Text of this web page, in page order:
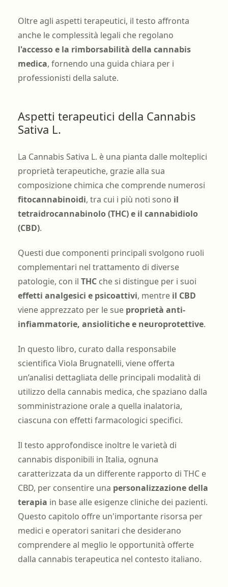
Oltre agli aspetti terapeutici, il testo affronta
anche le complessità legali che regolano
l'accesso e la rimborsabilità della cannabis
medica, fornendo una guida chiara per i
professionisti della salute.
Aspetti terapeutici della Cannabis
Sativa L.
La Cannabis Sativa L. è una pianta dalle molteplici
proprietà terapeutiche, grazie alla sua
composizione chimica che comprende numerosi
fitocannabinoidi, tra cui i più noti sono il
tetraidrocannabinolo (THC) e il cannabidiolo
(CBD).
Questi due componenti principali svolgono ruoli
complementari nel trattamento di diverse
patologie, con il THCche si distingue per i suoi
effetti analgesici e psicoattivi, mentre il CBD
viene apprezzato per le sue proprietà anti-
infiammatorie, ansiolitiche e neuroprotettive.
In questo libro, curato dalla responsabile
scientifica Viola Brugnatelli, viene offerta
un’analisi dettagliata delle principali modalità di
utilizzo della cannabis medica, che spaziano dalla
somministrazione orale a quella inalatoria,
ciascuna con effetti farmacologici specifici.
Il testo approfondisce inoltre le varietà di
cannabis disponibili in Italia, ognuna
caratterizzata da un differente rapporto di THC e
CBD, per consentire una personalizzazione della
terapia in base alle esigenze cliniche dei pazienti.
Questo capitolo offre un'importante risorsa per
medici e operatori sanitari che desiderano
comprendere al meglio le opportunità offerte
dalla cannabis terapeutica nel contesto italiano.